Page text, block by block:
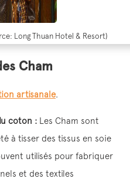
Long Thuan Hotel & Resort)
Cham
artisanale.
coton : Les Cham sont
à tisser des tissus en soie
utilisés pour fabriquer
et des textiles